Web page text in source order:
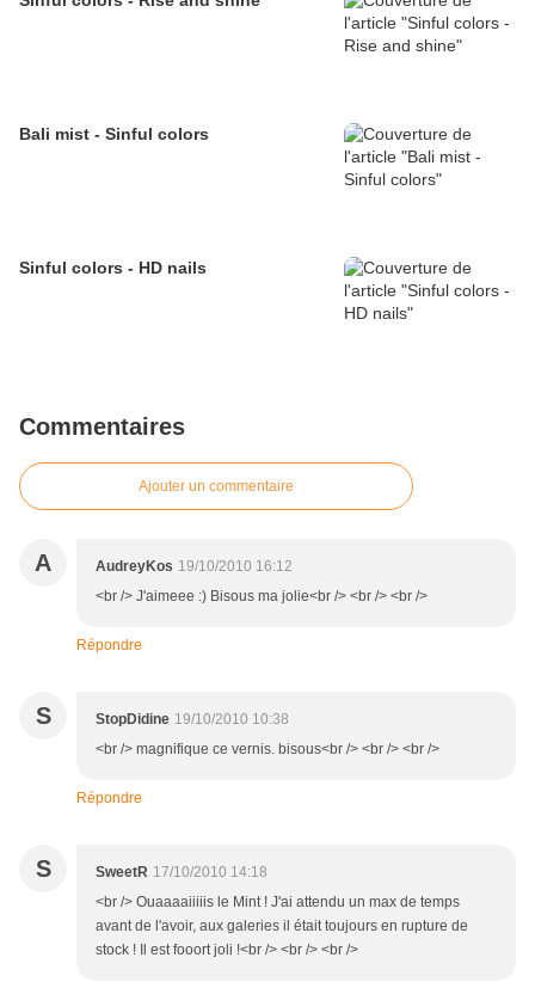
Bali mist - Sinful colors
Sinful colors - HD nails
Commentaires
Ajouter un commentaire
A AudreyKos 19/10/2010 16:12
<br /> J'aimeee :) Bisous ma jolie<br /> <br /> <br />
Répondre
S StopDidine 19/10/2010 10:38
<br /> magnifique ce vernis. bisous<br /> <br /> <br />
Répondre
S SweetR 17/10/2010 14:18
<br /> Ouaaaaiiiiis le Mint ! J'ai attendu un max de temps
avant de l'avoir, aux galeries il était toujours en rupture de
stock ! Il est fooort joli !<br /> <br /> <br />